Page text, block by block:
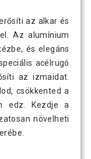
az alkar és
Az alumínium
és elegáns
acélrugó
az izmaidat.
csökkented a
edz. Kezdje a
növelheti